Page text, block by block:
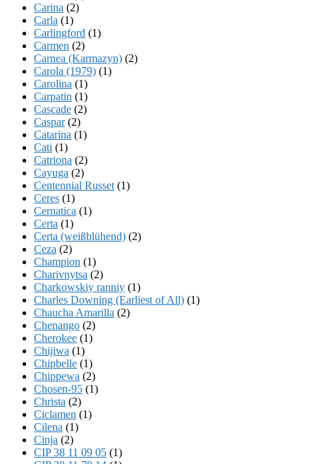
Carina (2)
Carla (1)
Carlingford (1)
Carmen (2)
Carnea (Karmazyn) (2)
Carola (1979) (1)
Carolina (1)
Carpatin (1)
Cascade (2)
Caspar(2)
Catarina (1)
Cati (1)
Catriona (2)
Cayuga (2)
Centennial Russet (1)
Ceres (1)
Cernatica (1)
Certa (1)
Certa (weißblühend) (2)
Ceza (2)
Champion (1)
Charivnytsa (2)
Charkowskiy ranniy (1)
Charles Downing (Earliest of All) (1)
Chaucha Amarilla (2)
Chenango (2)
Cherokee (1)
Chijiwa (1)
Chipbelle (1)
Chippewa (2)
Chosen-95 (1)
Christa (2)
Ciclamen (1)
Cilena (1)
Cinja (2)
CIP 38 11 09 05 (1)